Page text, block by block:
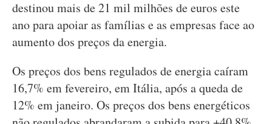
destinou mais de 21 mil milhões de euros este
ano para apoiar as famílias e as empresas face ao
aumento dos preços da energia.
Os preços dos bens regulados de energia caíram
16,7% em fevereiro, em Itália, após a queda de
12% em janeiro. Os preços dos bens energéticos